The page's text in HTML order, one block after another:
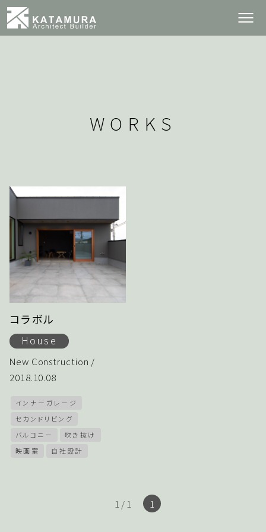
WORKS
コラボル
House
New Construction /
2018.10.08
インナーガレージ
セカンドリビング
バルコニー
吹き抜け
映画室
自社設計
1 / 1 1